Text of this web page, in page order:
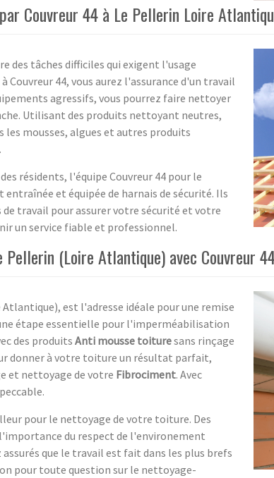
Couvreur 44 à Le Pellerin Loire
des tâches difficiles qui exigent l'usage
Couvreur 44, vous aurez l'assurance d'un travail
agressifs, vous pourrez faire nettoyer
Utilisant des produits nettoyant neutres,
mousses, algues et autres produits
résidents, l'équipe Couvreur 44 pour le
et équipée de harnais de sécurité. Ils
travail pour assurer votre sécurité et votre
un service fiable et professionnel.
(Loire Atlantique) avec Couvreur
est l'adresse idéale pour une remise
étape essentielle pour l'imperméabilisation
des produits Anti mousse toituresans rinçage
donner à votre toiture un résultat parfait,
et nettoyage de votre Fibrociment. Avec
pour le nettoyage de votre toiture. Des
du respect de l'environement
que le travail est fait dans les plus brefs
pour toute question sur le nettoyage-